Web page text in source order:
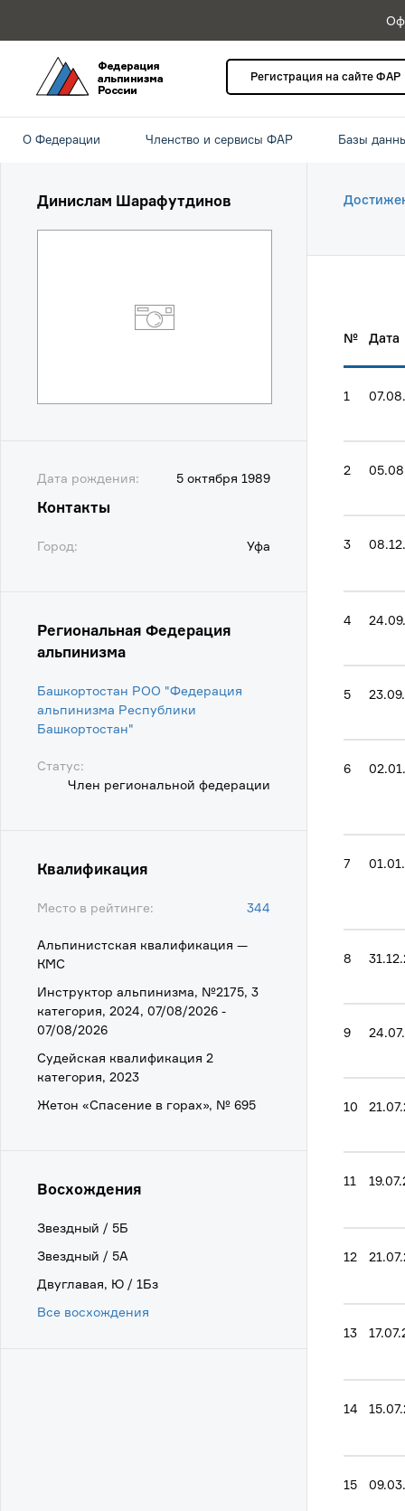
Регистрация на сайте ФАР
О Федерации Членство и сервисы ФАР Базы
Динислам Шарафутдинов
Дата рождения: 5 октября 1989
Контакты
Город: Уфа
Региональная Федерация
альпинизма
Башкортостан РОО "Федерация
альпинизма Республики
Башкортостан"
Статус:
Член региональной федерации
Квалификация
Место в рейтинге: 344
Альпинистская квалификация —
КМС
Инструктор альпинизма, №2175, 3
категория, 2024, 07/08/2026 -
07/08/2026
Судейская квалификация 2
категория, 2023
Жетон «Спасение в горах», № 695
Восхождения
Звездный / 5Б
Звездный / 5А
Двуглавая, Ю / 1Бз
Все восхождения
№ Дата
1
2
3
4
5
6
7
8
9
10
11
12
13
14
15